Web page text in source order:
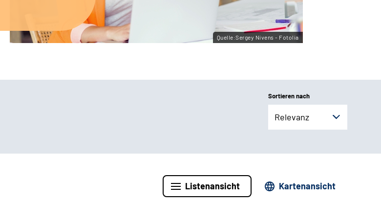
Quelle:Sergey Nivens - Fotolia
Sortieren nach
Relevanz
Listenansicht Kartenansicht